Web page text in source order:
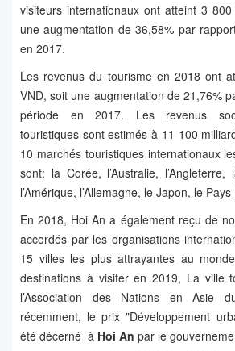
visiteurs internationaux ont atteint 3
une augmentation de 36,58% par
en 2017.
Les revenus du tourisme en 2018 ont
VND, soit une augmentation de 21,76%
période en 2017. Les revenus
touristiques sont estimés à 11 100
10 marchés touristiques internationaux
sont: la Corée, l’Australie,
l’Amérique, l’Allemagne, le Japon, le
En 2018, Hoi An a également reçu de
accordés par les organisations
15 villes les plus attrayantes au
destinations à visiter en 2019, La ville
l’Association des Nations en Asie
récemment, le prix "Développement
été décerné à Hoi An par le